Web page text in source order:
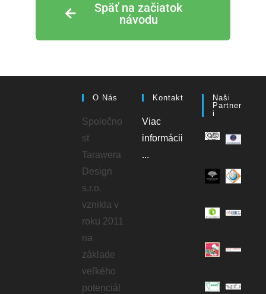
Späť na začiatok
návodu
O Nás
Spoločno
sť
Tarawera
Design
s.r.o.
vznikla v
roku 2011
na
základe
veľkého
potenciál
Kontakt
Viac
informácii
...
Naši
Partner
I